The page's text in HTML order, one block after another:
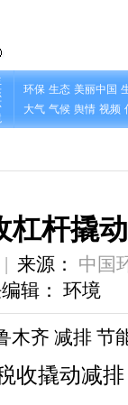
杠杆撬
| 来源： 中国
辑： 环境
木齐 减排 节
收撬动减排